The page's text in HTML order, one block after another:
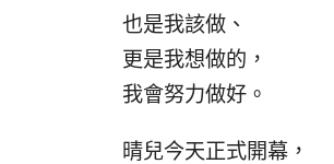
也是我該做、
更是我想做的，
我會努力做好。
晴兒今天正式開幕，